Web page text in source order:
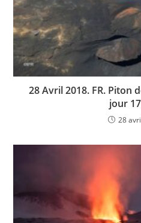
28 Avril 2018. FR. Piton
jour
28